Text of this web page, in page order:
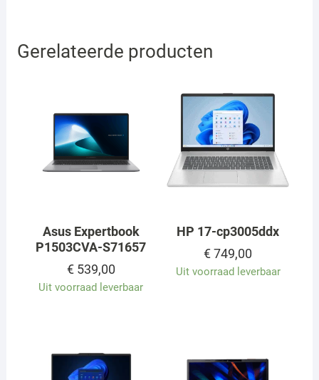
Gerelateerde producten
Asus Expertbook
P1503CVA-S71657
€539,00
Uit voorraad leverbaar
HP 17-cp3005ddx
€749,00
Uit voorraad leverbaar